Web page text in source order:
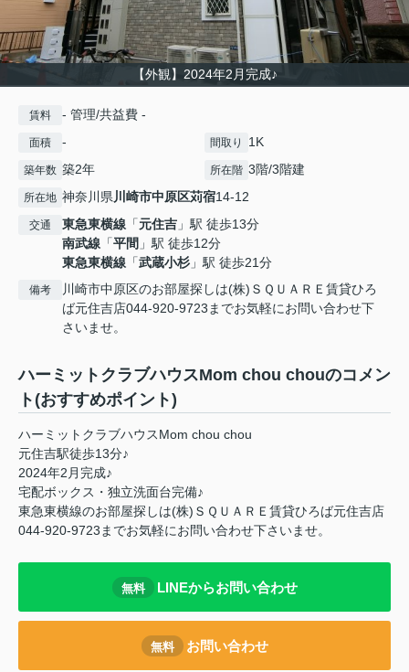
【外観】2024年2月完成♪
賃料 - 管理/共益費 -
面積 - 間取り 1K
築年数 築2年 所在階 3階/3階建
所在地 神奈川県川崎市中原区苅宿14-12
交通 東急東横線 「元住吉 」駅 徒歩13分
南武線 「平間 」駅 徒歩12分
東急東横線 「武蔵小杉 」駅 徒歩21分
備考
川崎市中原区のお部屋探しは(株)ＳＱＵＡＲＥ賃貸ひろ
ば元住吉店044-920-9723までお気軽にお問い合わせ下
さいませ。
ハーミットクラブハウスMom chou chouのコメン
ト(おすすめポイント)
ハーミットクラブハウスMom chou chou
元住吉駅徒歩13分♪
2024年2月完成♪
宅配ボックス・独立洗面台完備♪
東急東横線のお部屋探しは(株)ＳＱＵＡＲＥ賃貸ひろば元住吉店
044-920-9723までお気軽にお問い合わせ下さいませ。
無料 LINEからお問い合わせ
無料 お問い合わせ